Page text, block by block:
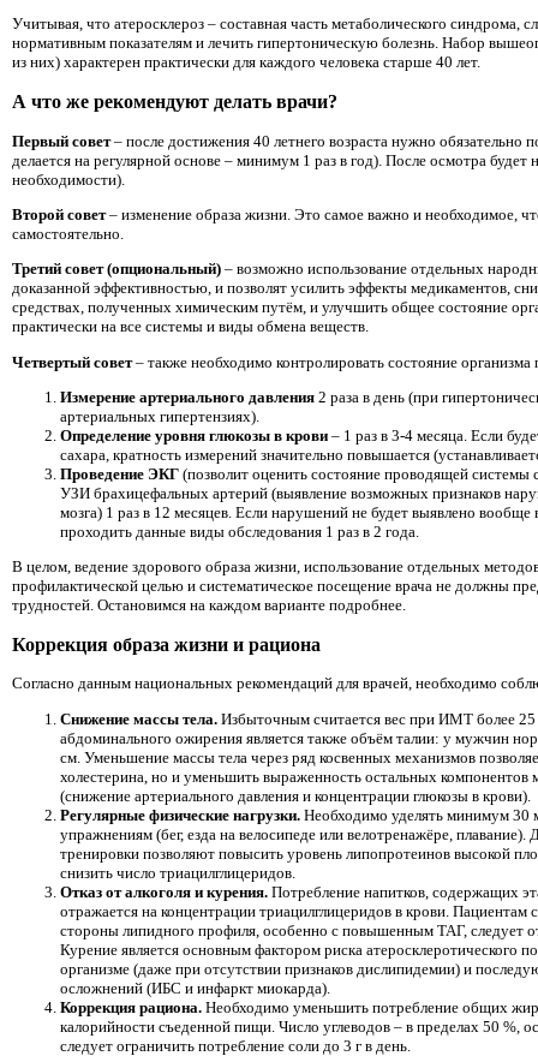
Учитывая, что атеросклероз – составная часть метаболического синдрома,
нормативным показателям и лечить гипертоническую болезнь. Набор
из них) характерен практически для каждого человека старше 40 лет.
А что же рекомендуют делать врачи?
Первый совет– после достижения 40 летнего возраста нужно обязательно
делается на регулярной основе – минимум 1 раз в год). После осмотра будет
необходимости).
Второй совет– изменение образа жизни. Это самое важно и необходимое,
самостоятельно.
Третий совет (опциональный) – возможно использование отдельных
доказанной эффективностью, и позволят усилить эффекты медикаментов,
средствах, полученных химическим путём, и улучшить общее состояние
практически на все системы и виды обмена веществ.
Четвертый совет– также необходимо контролировать состояние
Измерение артериального давления 2 раза в день (при
артериальных гипертензиях).
Определение уровня глюкозы в крови – 1 раз в 3-4 месяца. Если
сахара, кратность измерений значительно повышается
Проведение ЭКГ (позволит оценить состояние проводящей системы
УЗИ брахицефальных артерий (выявление возможных признаков
мозга) 1 раз в 12 месяцев. Если нарушений не будет выявлено
проходить данные виды обследования 1 раз в 2 года.
В целом, ведение здорового образа жизни, использование отдельных
профилактической целью и систематическое посещение врача не должны
трудностей. Остановимся на каждом варианте подробнее.
Коррекция образа жизни и рациона
Согласно данным национальных рекомендаций для врачей, необходимо
Снижение массы тела. Избыточным считается вес при ИМТ более
абдоминального ожирения является также объём талии: у мужчин
см. Уменьшение массы тела через ряд косвенных механизмов
холестерина, но и уменьшить выраженность остальных компонентов
(снижение артериального давления и концентрации глюкозы в крови).
Регулярные физические нагрузки. Необходимо уделять минимум
упражнениям (бег, езда на велосипеде или велотренажёре, плавание).
тренировки позволяют повысить уровень липопротеинов высокой
снизить число триацилглицеридов.
Отказ от алкоголя и курения. Потребление напитков, содержащих
отражается на концентрации триацилглицеридов в крови.
стороны липидного профиля, особенно с повышенным ТАГ, следует
Курение является основным фактором риска атеросклеротического
организме (даже при отсутствии признаков дислипидемии) и
осложнений (ИБС и инфаркт миокарда).
Коррекция рациона. Необходимо уменьшить потребление общих
калорийности съеденной пищи. Число углеводов – в пределах 50 %,
следует ограничить потребление соли до 3 г в день.